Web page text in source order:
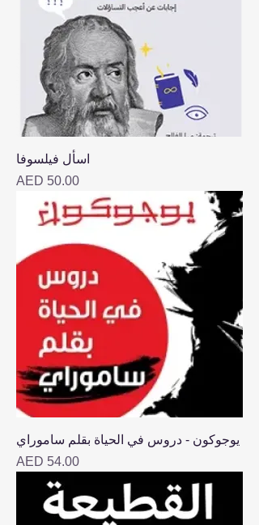
اسأل فيلسوفا
Price
AED 50.00
يوجوكون - دروس في الحياة بقلم ساموراي
Price
AED 54.00